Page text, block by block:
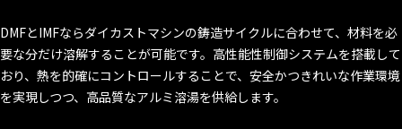
DMFとIMFならダイカストマシンの鋳造サイクルに合わせて、材料を必
要な分だけ溶解することが可能です。高性能性制御システムを搭載して
おり、熱を的確にコントロールすることで、安全かつきれいな作業環境
を実現しつつ、高品質なアルミ溶湯を供給します。